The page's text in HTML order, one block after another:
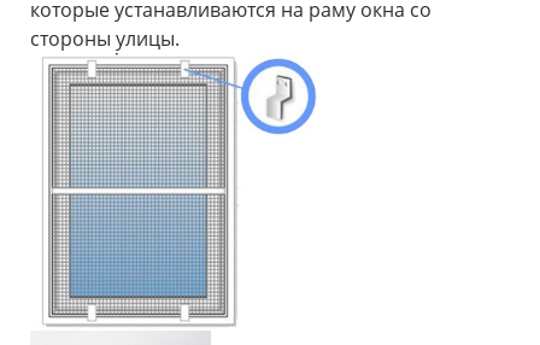
которые устанавливаются на раму окна со
стороны улицы.